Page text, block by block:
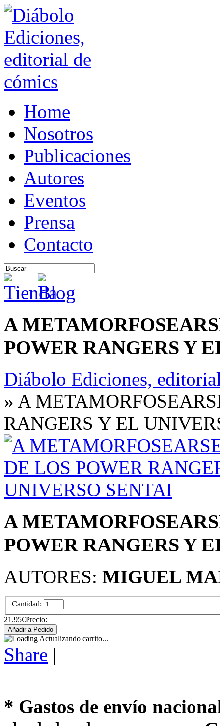
Home
Nosotros
Publicaciones
Autores
Eventos
Prensa
Contacto
A
POWER RANGERS Y
Diábolo Ediciones,
» A
RANGERS Y EL
A
POWER RANGERS Y
AUTORES: MIGUEL
Cantidad:
21.95€Precio:
Actualizando carrito...
Share |
* Gastos de envío